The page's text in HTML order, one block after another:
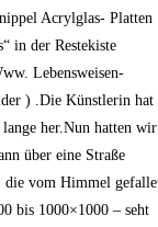
Acrylglas- Platten
in der Restekiste
Lebensweisen-
) .Die Künstlerin hat
her.Nun hatten wir
über eine Straße
die vom Himmel
bis 1000×1000 – seht